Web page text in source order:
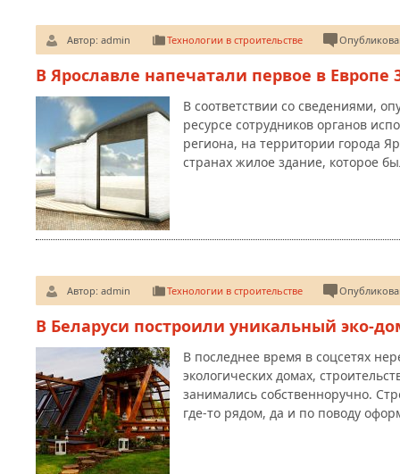
Автор: admin Технологии в строительстве
В Ярославле напечатали первое в Европе
В соответствии со сведениями,
ресурсе сотрудников органов
региона, на территории города
странах жилое здание, которое
Автор: admin Технологии в строительстве
В Беларуси построили уникальный эко-
В последнее время в соцсетях
экологических домах,
занимались собственноручно.
где-то рядом, да и по поводу